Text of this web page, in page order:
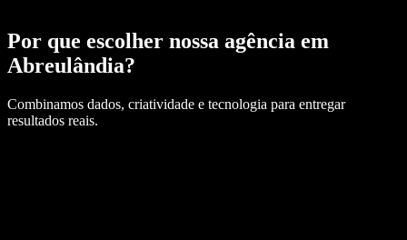
Por que escolher nossa agência em
Abreulândia?
Combinamos dados, criatividade e tecnologia para entregar
resultados reais.